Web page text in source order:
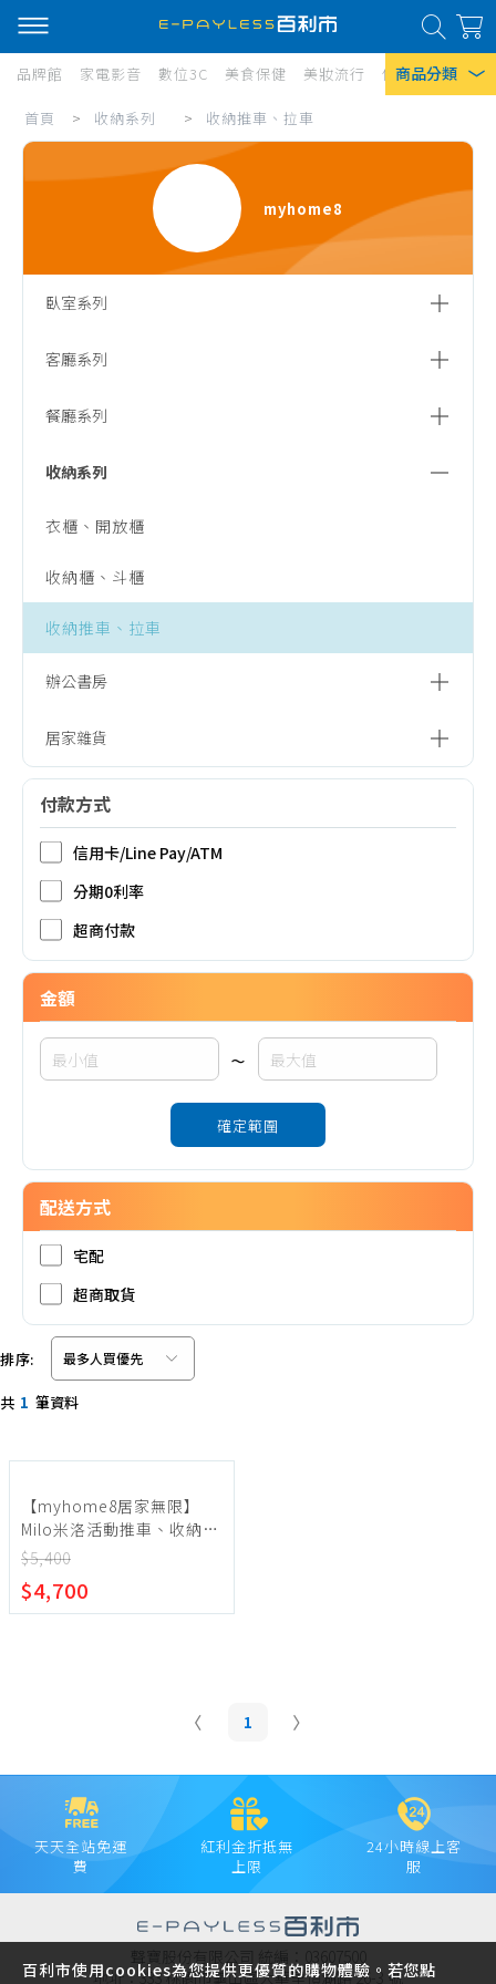
商品分類
熱門搜尋
衛生紙
品牌館 家電影音 數位3C 美食保健 美妝流行 傢俱寢具 居
收
納
推
首頁 > 收納系列 > 收納推車、拉車
myhome8
臥室系列
床架、床底、床頭片
床頭櫃
客廳系列
沙發
電視櫃、展示櫃
茶几、邊桌
椅凳、鞋椅
餐廳系列
餐桌
餐椅
收納系列
衣櫃、開放櫃
收納櫃、斗櫃
收納推車、拉車
辦公書房
書桌、辦公桌
書櫃、書架
居家雜貨
居家用品
付款方式
信用卡/Line Pay/ATM
分期0利率
超商付款
金額
~
確定範圍
配送方式
宅配
超商取貨
排序:
共 1 筆資料
【myhome8居家無限】
Milo米洛活動推車、收納
櫃、邊櫃、玄關桌、電話櫃
$5,400
$4,700
1
天天全站免運
費
紅利金折抵無
上限
24小時線上客
服
聲寶股份有限公司 統編：03607500
地址：333 桃園市龜山區大華里頂湖路 26-3 號
百利市使用cookies為您提供更優質的購物體驗。若您點